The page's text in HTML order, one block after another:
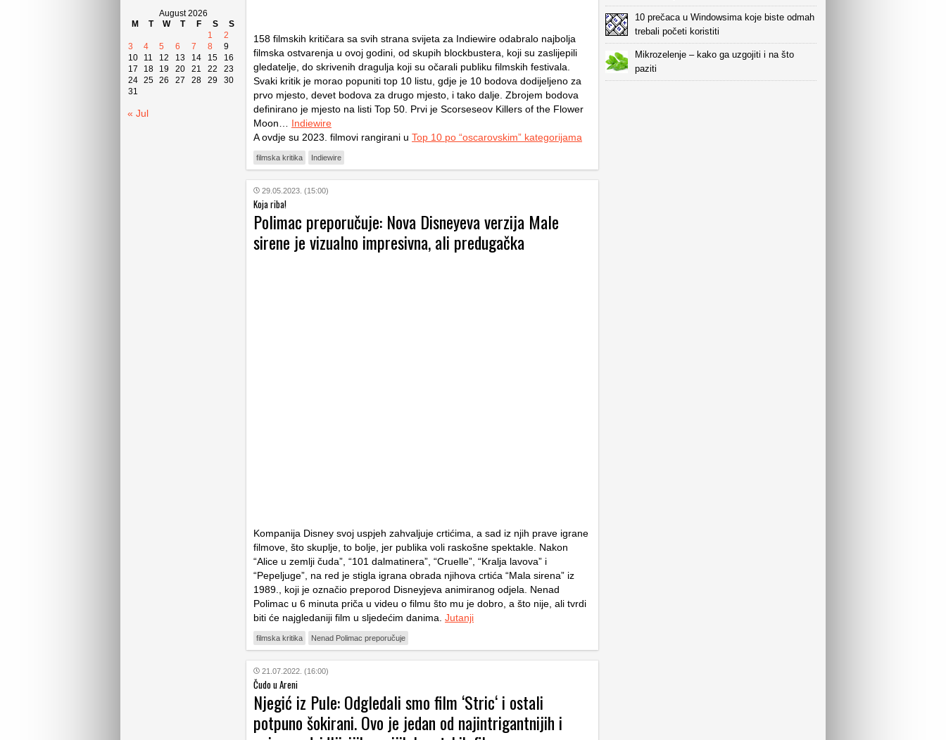
August 2026
M
T W T F S
S
1
2
3
4 5 6 7 8
9
10
11 12 13 14 15
16
17
18 19 20 21 22
23
24 25 26 27 28 29
30
31
« Jul
158 filmskih kritičara sa svih strana svijeta za Indiewire odabralo najbolja
filmska ostvarenja u ovoj godini, od skupih blockbustera, koji su zaslijepili
gledatelje, do skrivenih dragulja koji su očarali publiku filmskih festivala.
Svaki kritik je morao popuniti top 10 listu, gdje je 10 bodova dodijeljeno za
prvo mjesto, devet bodova za drugo mjesto, i tako dalje. Zbrojem bodova
definirano je mjesto na listi Top 50. Prvi je Scorseseov Killers of the Flower
Moon… Indiewire
A ovdje su 2023. filmovi rangirani u Top 10 po “oscarovskim” kategorijama
filmska kritika Indiewire
29.05.2023. (15:00)
Koja riba!
Polimac preporučuje: Nova Disneyeva verzija Male
sirene je vizualno impresivna, ali predugačka
Kompanija Disney svoj uspjeh zahvaljuje crtićima, a sad iz njih prave igrane
filmove, što skuplje, to bolje, jer publika voli raskošne spektakle. Nakon
“Alice u zemlji čuda”, “101 dalmatinera”, “Cruelle”, “Kralja lavova” i
“Pepeljuge”, na red je stigla igrana obrada njihova crtića “Mala sirena” iz
1989., koji je označio preporod Disneyjeva animiranog odjela. Nenad
Polimac u 6 minuta priča u videu o filmu što mu je dobro, a što nije, ali tvrdi
biti će najgledaniji film u sljedećim danima. Jutanji
filmska kritika Nenad Polimac preporučuje
21.07.2022. (16:00)
Čudo u Areni
Njegić iz Pule: Odgledali smo film ‘Stric‘ i ostali
potpuno šokirani. Ovo je jedan od najintrigantnijih i
10 prečaca u Windowsima koje biste odmah
trebali početi koristiti
Mikrozelenje – kako ga uzgojiti i na što
paziti